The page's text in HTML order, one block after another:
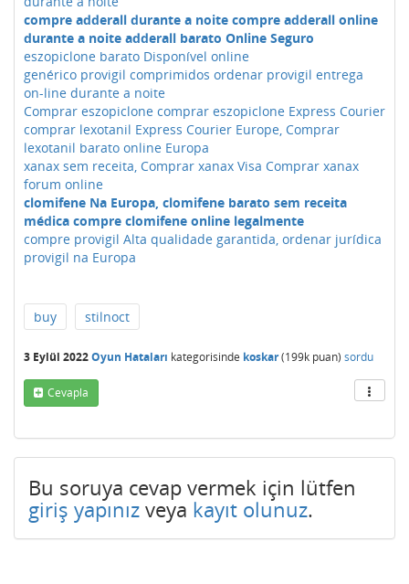
compre adderall durante a noite compre adderall online
durante a noite adderall barato Online Seguro
eszopiclone barato Disponível online
genérico provigil comprimidos ordenar provigil entrega
on-line durante a noite
Comprar eszopiclone comprar eszopiclone Express Courier
comprar lexotanil Express Courier Europe, Comprar
lexotanil barato online Europa
xanax sem receita, Comprar xanax Visa Comprar xanax
forum online
clomifene Na Europa, clomifene barato sem receita
médica compre clomifene online legalmente
compre provigil Alta qualidade garantida, ordenar jurídica
provigil na Europa
buy stilnoct
3 Eylül 2022Oyun Hataları kategorisinde koskar(199k puan) sordu
Cevapla
Bu soruya cevap vermek için lütfen
giriş yapınız veya kayıt olunuz.